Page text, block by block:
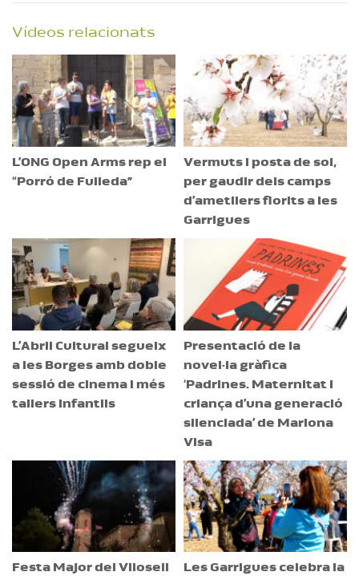
Vídeos relacionats
L’ONG Open Arms rep el
“Porró de Fulleda”
Vermuts i posta de sol,
per gaudir dels camps
d’ametllers florits a les
Garrigues
L’Abril Cultural segueix
a les Borges amb doble
sessió de cinema i més
tallers infantils
Presentació de la
novel·la gràfica
‘Padrines. Maternitat i
criança d’una generació
silenciada’ de Mariona
Visa
Festa Major del Vilosell
Les Garrigues celebra la